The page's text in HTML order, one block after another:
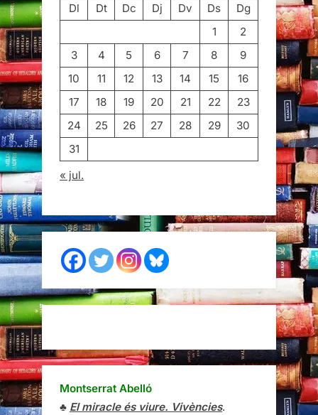
Dl
Dt Dc Dj Dv Ds
Dg
1
2
3
4 5 6 7 8
9
10
11 12 13 14 15
16
17
18 19 20 21 22
23
24
25 26 27 28 29
30
31
« jul.
Montserrat Abelló
♣ El miracle és viure. Vivències.